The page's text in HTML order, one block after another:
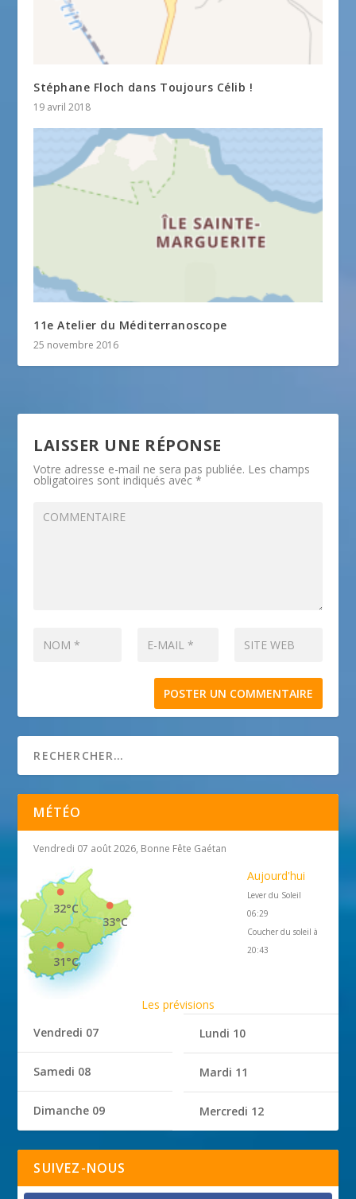
Stéphane Floch dans Toujours Célib !
19 avril 2018
11e Atelier du Méditerranoscope
25 novembre 2016
LAISSER UNE RÉPONSE
Votre adresse e-mail ne sera pas publiée. Les champs
obligatoires sont indiqués avec*
MÉTÉO
Vendredi 07 août 2026, Bonne Fête Gaétan
33°C
32°C
31°C
Aujourd'hui
Lever du Soleil
06:29
Coucher du soleil à
20:43
Les prévisions
Vendredi 07
Samedi 08
Dimanche 09
Lundi 10
Mardi 11
Mercredi 12
SUIVEZ-NOUS